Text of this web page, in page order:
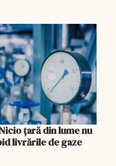
Putin.
țară din lume nu
livrările de gaze